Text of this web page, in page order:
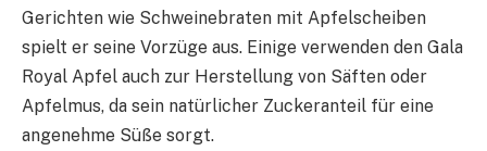
Gerichten wie Schweinebraten mit Apfelscheiben
spielt er seine Vorzüge aus. Einige verwenden den Gala
Royal Apfel auch zur Herstellung von Säften oder
Apfelmus, da sein natürlicher Zuckeranteil für eine
angenehme Süße sorgt.